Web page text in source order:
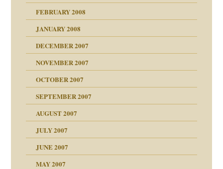
FEBRUARY 2008
in meiner
JANUARY 2008
DECEMBER 2007
NOVEMBER 2007
OCTOBER 2007
SEPTEMBER 2007
AUGUST 2007
JULY 2007
JUNE 2007
MAY 2007